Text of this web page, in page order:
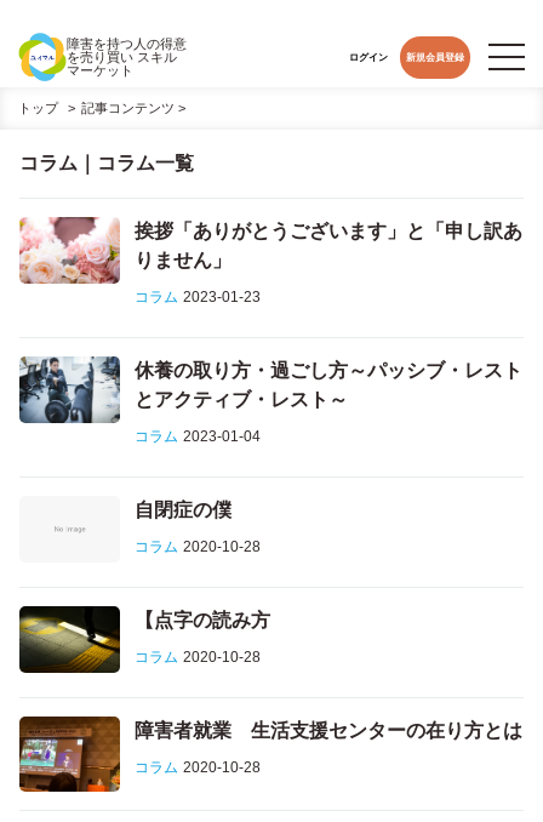
障害を持つ人の得意
を売り買い スキル
マーケット
ログイン 新規会員登録
トップ 記事コンテンツ >
コラム｜コラム一覧
挨拶「ありがとうございます」と「申し訳あ
りません」
コラム 2023-01-23
休養の取り方・過ごし方～パッシブ・レスト
とアクティブ・レスト～
コラム 2023-01-04
自閉症の僕
コラム 2020-10-28
【点字の読み方
コラム 2020-10-28
障害者就業 生活支援センターの在り方とは
コラム 2020-10-28